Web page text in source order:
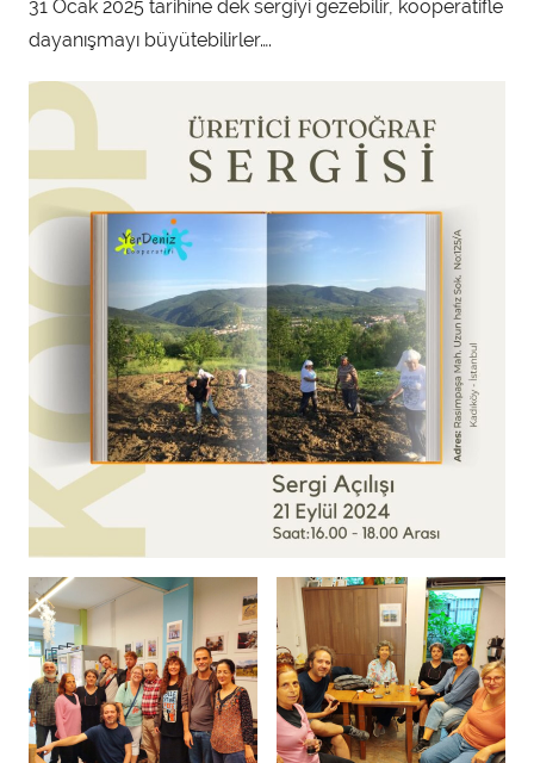
n
31 Ocak 2025 tarihine dek sergiyi gezebilir, kooperatifle
dayanışmayı büyütebilirler….